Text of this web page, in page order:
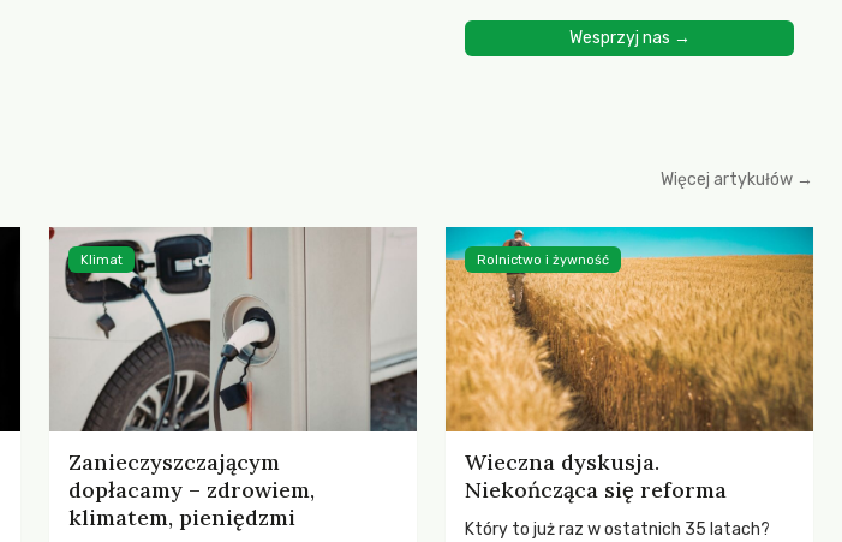
Wesprzyj nas →
Więcej artykułów →
Zanieczyszczającym
dopłacamy – zdrowiem,
klimatem, pieniędzmi
Klimat
Wieczna dyskusja.
Niekończąca się reforma
Który to już raz w ostatnich 35 latach?
Rolnictwo i żywność